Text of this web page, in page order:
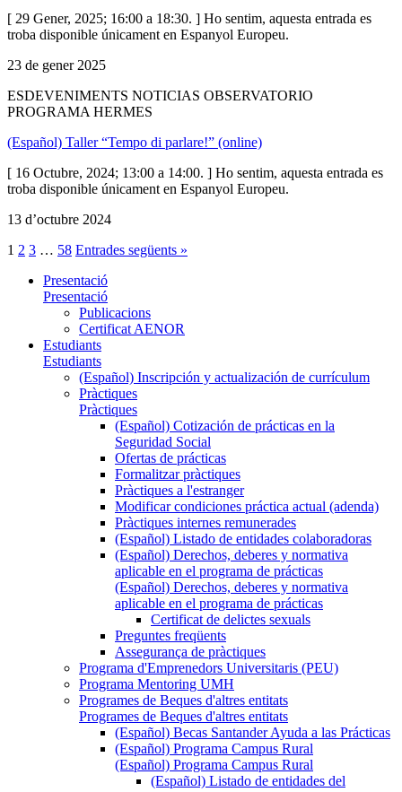
[ 29 Gener, 2025; 16:00 a 18:30. ] Ho sentim, aquesta entrada es
troba disponible únicament en Espanyol Europeu.
23 de gener 2025
ESDEVENIMENTS NOTICIAS OBSERVATORIO
PROGRAMA HERMES
(Español) Taller “Tempo di parlare!” (online)
[ 16 Octubre, 2024; 13:00 a 14:00. ] Ho sentim, aquesta entrada es
troba disponible únicament en Espanyol Europeu.
13 d’octubre 2024
1 2 3 … 58 Entrades següents »
Presentació
Presentació
Publicacions
Certificat AENOR
Estudiants
Estudiants
(Español) Inscripción y actualización de currículum
Pràctiques
Pràctiques
(Español) Cotización de prácticas en la
Seguridad Social
Ofertas de prácticas
Formalitzar pràctiques
Pràctiques a l'estranger
Modificar condiciones práctica actual (adenda)
Pràctiques internes remunerades
(Español) Listado de entidades colaboradoras
(Español) Derechos, deberes y normativa
aplicable en el programa de prácticas
(Español) Derechos, deberes y normativa
aplicable en el programa de prácticas
Certificat de delictes sexuals
Preguntes freqüents
Assegurança de pràctiques
Programa d'Emprenedors Universitaris (PEU)
Programa Mentoring UMH
Programes de Beques d'altres entitats
Programes de Beques d'altres entitats
(Español) Becas Santander Ayuda a las Prácticas
(Español) Programa Campus Rural
(Español) Programa Campus Rural
(Español) Listado de entidades del